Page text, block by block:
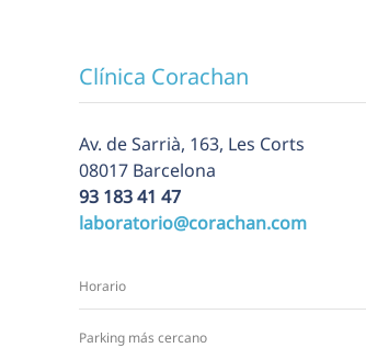
Clínica Corachan
Av. de Sarrià, 163, Les Corts
08017 Barcelona
93 183 41 47
laboratorio@corachan.com
Horario
Parking más cercano